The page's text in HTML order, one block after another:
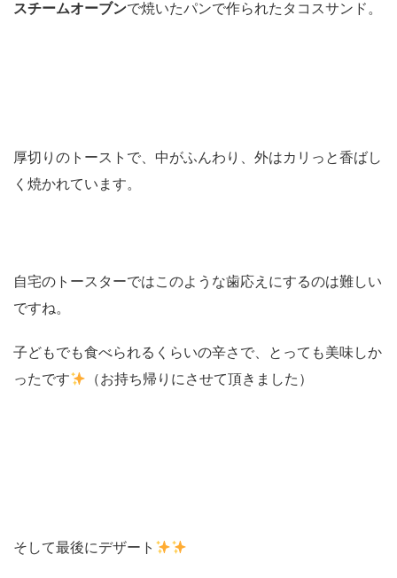
スチームオーブンで焼いたパンで作られたタコスサンド。
厚切りのトーストで、中がふんわり、外はカリっと香ばし
く焼かれています。
自宅のトースターではこのような歯応えにするのは難しい
ですね。
子どもでも食べられるくらいの辛さで、とっても美味しか
ったです
（お持ち帰りにさせて頂きました）
そして最後にデザート